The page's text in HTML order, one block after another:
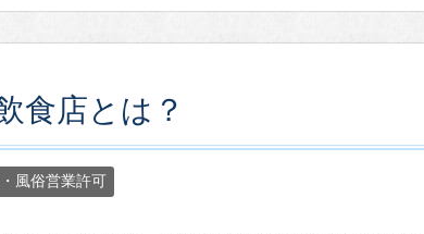
食店とは？
風俗営業許可